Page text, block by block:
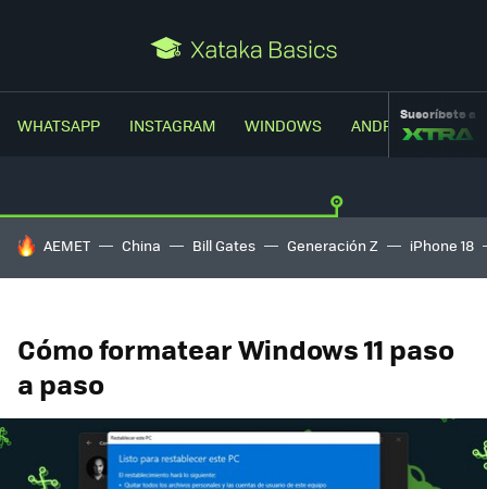
WHATSAPP INSTAGRAM WINDOWS ANDROIDSuscríbete a
HOY SE HABLA DE
AEMET China Bill Gates Generación Z iPhone 18
Cómo formatear Windows 11 paso
a paso